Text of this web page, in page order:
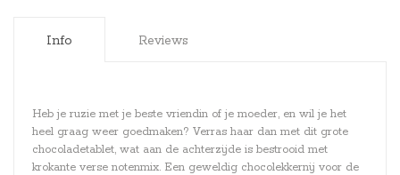
Info Reviews
Heb je ruzie met je beste vriendin of je moeder, en wil je het
heel graag weer goedmaken? Verras haar dan met dit grote
chocoladetablet, wat aan de achterzijde is bestrooid met
krokante verse notenmix. Een geweldig chocolekkernij voor de